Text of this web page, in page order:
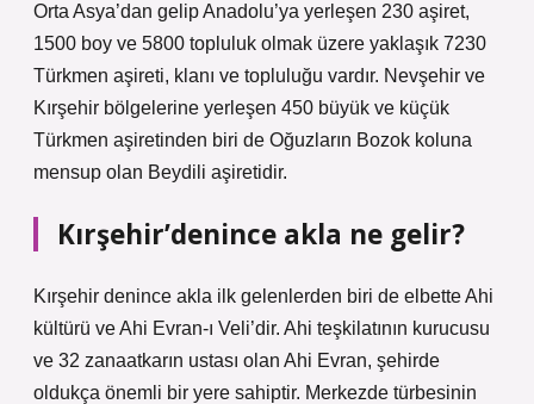
Orta Asya’dan gelip Anadolu’ya yerleşen 230 aşiret,
1500 boy ve 5800 topluluk olmak üzere yaklaşık 7230
Türkmen aşireti, klanı ve topluluğu vardır. Nevşehir ve
Kırşehir bölgelerine yerleşen 450 büyük ve küçük
Türkmen aşiretinden biri de Oğuzların Bozok koluna
mensup olan Beydili aşiretidir.
Kırşehir’denince akla ne gelir?
Kırşehir denince akla ilk gelenlerden biri de elbette Ahi
kültürü ve Ahi Evran-ı Veli’dir. Ahi teşkilatının kurucusu
ve 32 zanaatkarın ustası olan Ahi Evran, şehirde
oldukça önemli bir yere sahiptir. Merkezde türbesinin